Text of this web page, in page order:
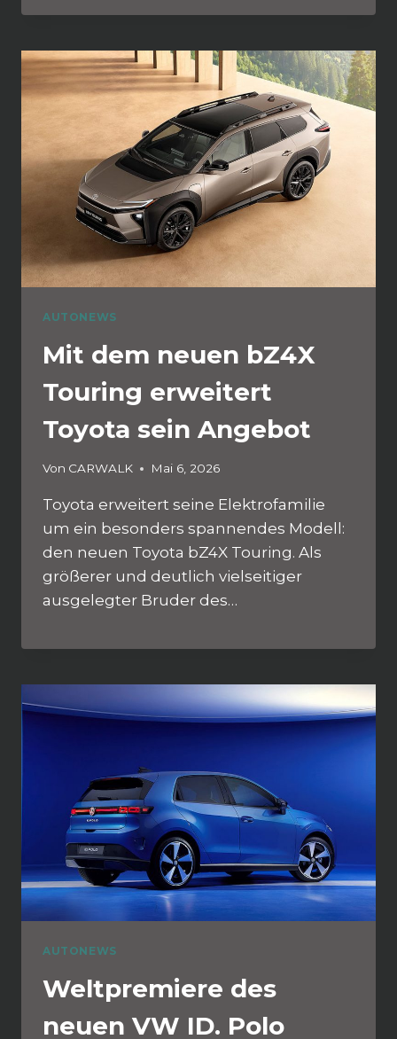
AUTONEWS
Mit dem neuen bZ4X
Touring erweitert
Toyota sein Angebot
Von CARWALK Mai 6, 2026
Toyota erweitert seine Elektrofamilie
um ein besonders spannendes Modell:
den neuen Toyota bZ4X Touring. Als
größerer und deutlich vielseitiger
ausgelegter Bruder des…
AUTONEWS
Weltpremiere des
neuen VW ID. Polo